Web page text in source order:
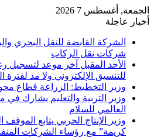
الجمعة, أغسطس 7 2026
أخبار عاجلة
الشركة القابضة للنقل البحري
شركات نقل الركاب
الأحد المقبل آخر موعد لتسجيل
للتنسيق الإلكتروني ولا مد لفترة
وزير التخطيط: الزراعة قطاع
وزير التربية والتعليم يشارك
العالمي للسلام
وزير الإنتاج الحربي يتابع
كريمة” مع رؤساء الشركات